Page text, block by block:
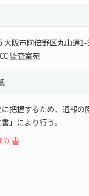
大阪市阿倍野区丸山通1-
監査室宛
把握するため、通報の
」により行う。
立書